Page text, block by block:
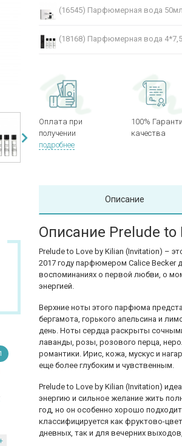
1
(16545) Парфюмерная вода
(18168) Парфюмерная вода
Оплата при
получении
подробнее
100%
качества
Описание
Описание Prelude
Prelude to Love by Kilian (Invitation) –
2017 году парфюмером Calice Becker
воспоминаниях о первой любви, о
энергией.
Верхние ноты этого парфюма
бергамота, горького апельсина и
день. Ноты сердца раскрыты
лаванды, розы, розового перца,
романтики. Ирис, кожа, мускус и
еще более глубоким и чувственным.
Prelude to Love by Kilian (Invitation)
энергию и сильное желание жить
год, но он особенно хорошо
классифицируется как фруктово-
дневных, так и для вечерних